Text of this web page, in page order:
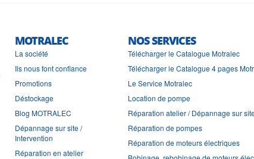
MOTRALEC
La société
Ils nous font confiance
Promotions
Déstockage
Blog MOTRALEC
Dépannage sur site /
Intervention
Réparation en atelier
NOS SERVICES
Télécharger le Catalogue Motralec
Télécharger le Catalogue 4 pages
Le Service Motralec
Location de pompe
Réparation atelier / Dépannage sur
Réparation de pompes
Réparation de moteurs électriques